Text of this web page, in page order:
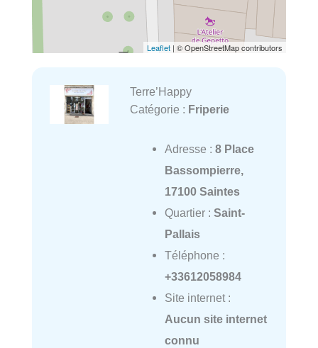
Leaflet | © OpenStreetMap contributors
Terre’Happy
Catégorie : Friperie
Adresse : 8 Place
Bassompierre,
17100 Saintes
Quartier : Saint-
Pallais
Téléphone :
+33612058984
Site internet :
Aucun site internet
connu